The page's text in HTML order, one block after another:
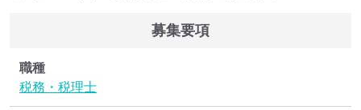
募集要項
職種
税務・税理士